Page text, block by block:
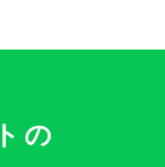
の